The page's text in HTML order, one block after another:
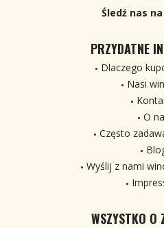
Śledź nas
PRZYDATNE
Dlaczego
Nasi
O
Często
Wyślij z nami
WSZYSTKO O